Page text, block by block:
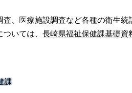
査、医療施設調査など各種の衛生統
ついては、長崎県福祉保健課基礎資
課